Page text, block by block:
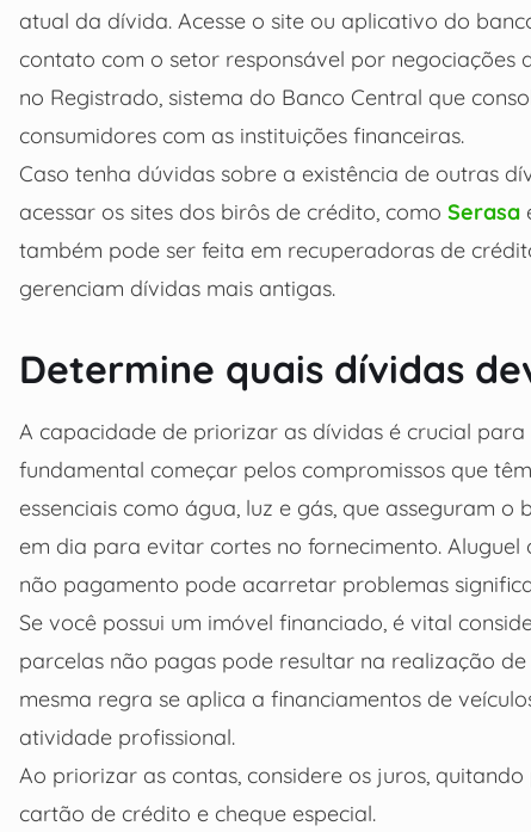
atual da dívida. Acesse o site ou aplicativo do
contato com o setor responsável por
no Registrado, sistema do Banco Central que
consumidores com as instituições financeiras.
Caso tenha dúvidas sobre a existência de outras
acessar os sites dos birôs de crédito, como Serasa
também pode ser feita em recuperadoras de
gerenciam dívidas mais antigas.
Determine quais dívidas
A capacidade de priorizar as dívidas é crucial
fundamental começar pelos compromissos que
essenciais como água, luz e gás, que asseguram
em dia para evitar cortes no fornecimento.
não pagamento pode acarretar problemas
Se você possui um imóvel financiado, é vital
parcelas não pagas pode resultar na realização
mesma regra se aplica a financiamentos de
atividade profissional.
Ao priorizar as contas, considere os juros,
cartão de crédito e cheque especial.